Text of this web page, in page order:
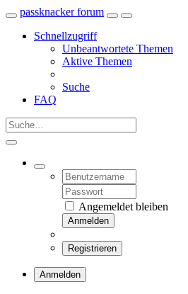
passknacker forum
Schnellzugriff
Unbeantwortete Themen
Aktive Themen
Suche
FAQ
Angemeldet bleiben
Anmelden
Registrieren
Anmelden